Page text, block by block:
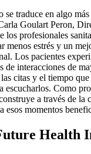
se traduce en algo
Goulart Peron,
los profesionales
menos estrés y un
Los pacientes
de interacciones de
citas y el tiempo
escucharlos. Como
a través de la
esos momentos
Health